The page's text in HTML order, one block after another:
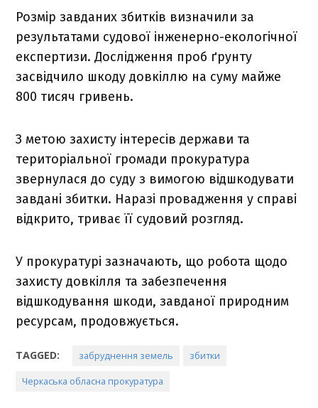
Розмір завданих збитків визначили за
результатами судової інженерно-екологічної
експертизи. Дослідження проб ґрунту
засвідчило шкоду довкіллю на суму майже
800 тисяч гривень.
З метою захисту інтересів держави та
територіальної громади прокуратура
звернулася до суду з вимогою відшкодувати
завдані збитки. Наразі провадження у справі
відкрито, триває її судовий розгляд.
У прокуратурі зазначають, що робота щодо
захисту довкілля та забезпечення
відшкодування шкоди, завданої природним
ресурсам, продовжується.
TAGGED: забруднення земель збитки
Черкаська обласна прокуратура